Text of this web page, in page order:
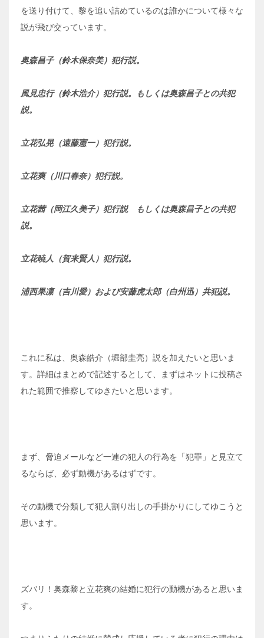
を送り付けて、黎を追い詰めているのは誰かについて様々な
説が飛び交っています。
奥森昌子（鈴木保奈美）犯行説。
風見忠行（鈴木浩介）犯行説。もしくは奥森昌子との共犯
説。
立花弘晃（遠藤憲一）犯行説。
立花爽（川口春奈）犯行説。
立花茜（岡江久美子）犯行説 もしくは奥森昌子との共犯
説。
立花暁人（賀来賢人）犯行説。
浦西果凛（吉川愛）および安藤虎太郎（白州迅）共犯説。
これに私は、奥森皓介（堀部圭亮）説を加えたいと思いま
す。詳細はまとめで記述するとして、まずはネットに投稿さ
れた範囲で推察してゆきたいと思います。
まず、脅迫メールなど一連の犯人の行為を「犯罪」と見立て
るならば、必ず動機があるはずです。
その動機で分類して犯人割り出しの手掛かりにしてゆこうと
思います。
ズバリ！奥森黎と立花爽の結婚に犯行の動機があると思いま
す。